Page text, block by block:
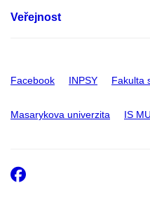
Veřejnost
Facebook INPSY Fakulta
Masarykova univerzita IS MU
Facebook